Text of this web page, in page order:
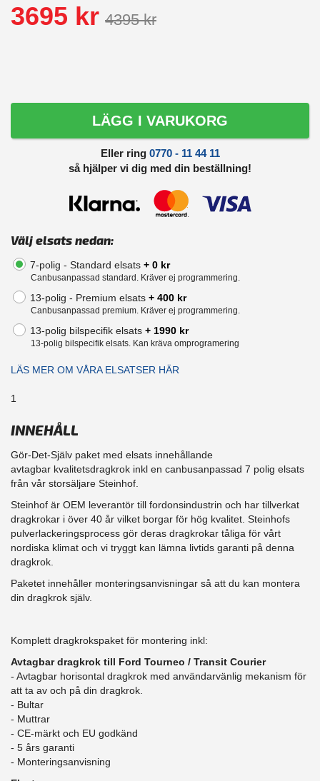
3695 kr 4395 kr
LÄGG I VARUKORG
Eller ring 0770 - 11 44 11
så hjälper vi dig med din beställning!
Välj elsats nedan:
7-polig - Standard elsats + 0 kr
Canbusanpassad standard. Kräver ej programmering.
13-polig - Premium elsats + 400 kr
Canbusanpassad premium. Kräver ej programmering.
13-polig bilspecifik elsats + 1990 kr
13-polig bilspecifik elsats. Kan kräva omprogramering
LÄS MER OM VÅRA ELSATSER HÄR
1
INNEHÅLL
Gör-Det-Själv paket med elsats innehållande
avtagbar kvalitetsdragkrok inkl en canbusanpassad 7 polig elsats
från vår storsäljare Steinhof.
Steinhof är OEM leverantör till fordonsindustrin och har tillverkat
dragkrokar i över 40 år vilket borgar för hög kvalitet. Steinhofs
pulverlackeringsprocess gör deras dragkrokar tåliga för vårt
nordiska klimat och vi tryggt kan lämna livtids garanti på denna
dragkrok.
Paketet innehåller monteringsanvisningar så att du kan montera
din dragkrok själv.
Komplett dragkrokspaket för montering inkl:
Avtagbar dragkrok till Ford Tourneo / Transit Courier
- Avtagbar horisontal dragkrok med användarvänlig mekanism för
att ta av och på din dragkrok.
- Bultar
- Muttrar
- CE-märkt och EU godkänd
​- 5 års garanti
- Monteringsanvisning